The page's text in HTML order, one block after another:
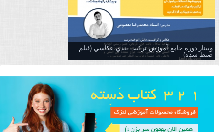
وبینار دوره جامع آموزش تركيب بندي عكاسي (فیلم
ضبط شده)